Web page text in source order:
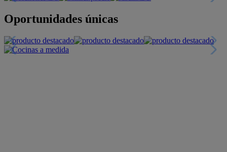
Oportunidades únicas